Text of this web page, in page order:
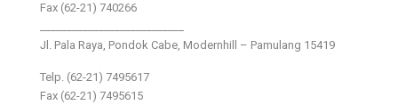
Fax (62-21) 740266
Jl. Pala Raya, Pondok Cabe, Modernhill – Pamulang 15419
Telp. (62-21) 7495617
Fax (62-21) 7495615